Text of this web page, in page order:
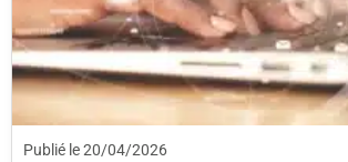
Publié le 20/04/2026